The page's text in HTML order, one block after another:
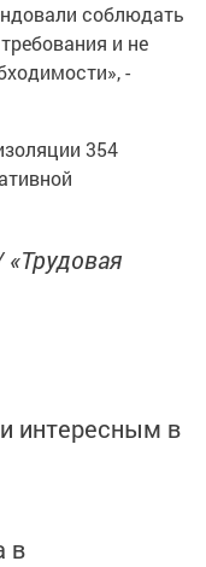
соблюдать
и не
-
354
интересным в
в